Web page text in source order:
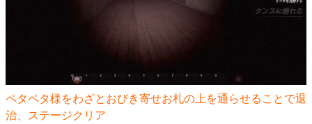
ペタペタ様をわざとおびき寄せお札の上を通らせることで退
治、ステージクリア